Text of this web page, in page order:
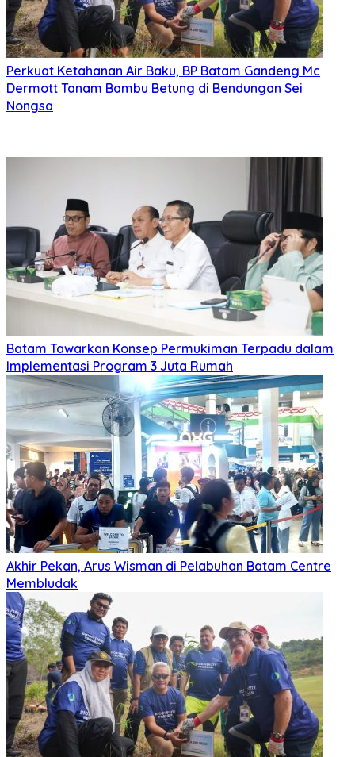
Perkuat Ketahanan Air Baku, BP Batam Gandeng Mc
Dermott Tanam Bambu Betung di Bendungan Sei
Nongsa
Batam Tawarkan Konsep Permukiman Terpadu dalam
Implementasi Program 3 Juta Rumah
Akhir Pekan, Arus Wisman di Pelabuhan Batam Centre
Membludak